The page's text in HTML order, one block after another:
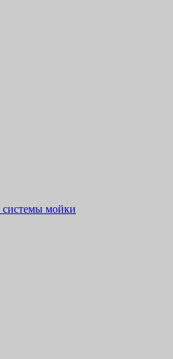
мойки